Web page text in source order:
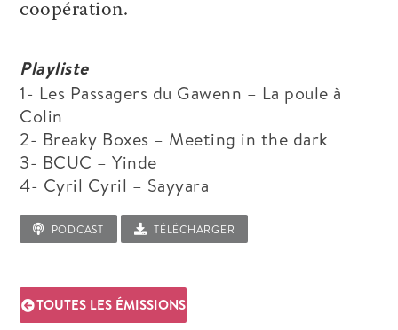
coopération.
Playliste
1- Les Passagers du Gawenn – La poule à
Colin
2- Breaky Boxes – Meeting in the dark
3- BCUC – Yinde
4- Cyril Cyril – Sayyara
PODCAST TÉLÉCHARGER
TOUTES LES ÉMISSIONS